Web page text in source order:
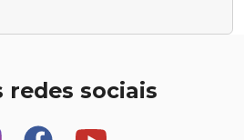
redes sociais